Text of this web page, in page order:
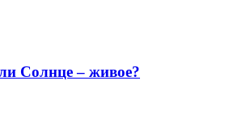
Солнце – живое?